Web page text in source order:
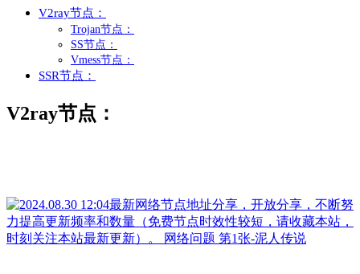
V2ray节点：
Trojan节点：
SS节点：
Vmess节点：
SSR节点：
V2ray节点：